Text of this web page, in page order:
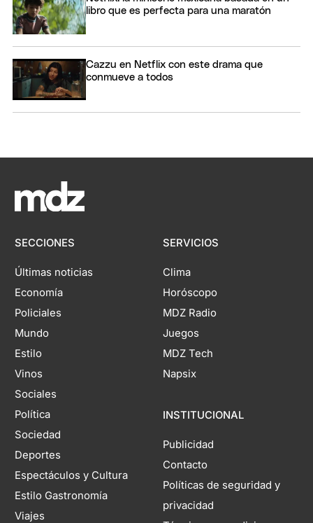
libro que es perfecta para una maratón
Cazzu en Netflix con este drama que
conmueve a todos
SECCIONES
Últimas noticias
Economía
Policiales
Mundo
Estilo
Vinos
Sociales
Política
Sociedad
Deportes
Espectáculos y Cultura
Estilo Gastronomía
Viajes
SERVICIOS
Clima
Horóscopo
MDZ Radio
Juegos
MDZ Tech
Napsix
INSTITUCIONAL
Publicidad
Contacto
Políticas de seguridad y
privacidad